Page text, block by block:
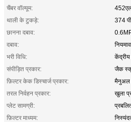
चैंबर वॉल्यूम:
थाली के टुकड़े:
374
छानना दबाव:
दबाव:
भरी विधि:
केंद्रीय
संपीड़ित प्रकार:
जैक
फ़िल्टर केक डिस्चार्ज प्रकार:
मैनुअल
तरल निर्वहन प्रकार:
खुला
प्लेट सामग्री:
फ़िल्टर माध्यम: